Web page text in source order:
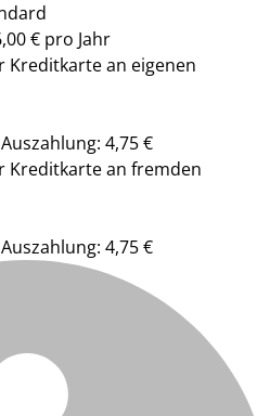
€ pro Jahr
Kreditkarte an eigenen
4,75 €
Kreditkarte an fremden
4,75 €